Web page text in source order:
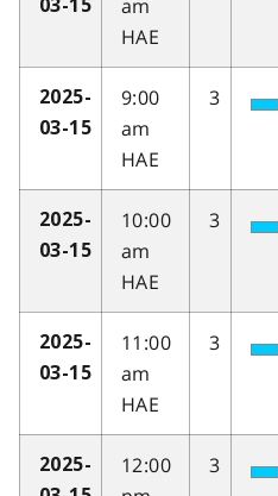
03-15
am
HAE
2025-
03-15
9:00
am
HAE
3
2025-
03-15
10:00
am
HAE
3
2025-
03-15
11:00
am
HAE
3
2025-
12:00
3